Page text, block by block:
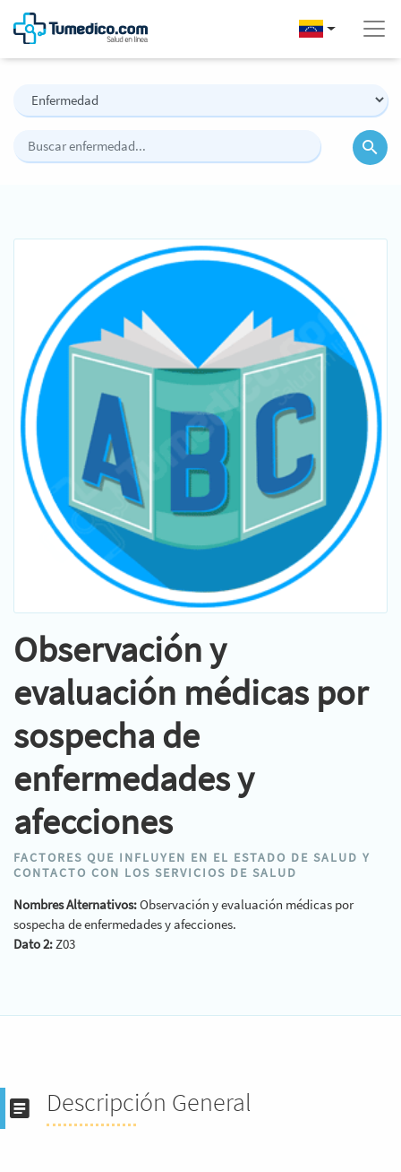
Observación y
evaluación médicas por
sospecha de
enfermedades y
afecciones
FACTORES QUE INFLUYEN EN EL ESTADO DE SALUD Y
CONTACTO CON LOS SERVICIOS DE SALUD
Nombres Alternativos:Observación y evaluación médicas por
sospecha de enfermedades y afecciones.
Dato 2:Z03
Descripción General